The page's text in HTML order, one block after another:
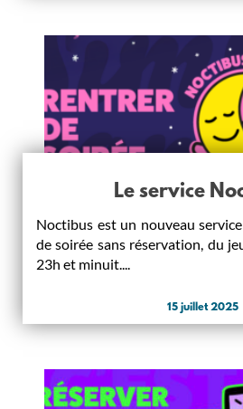
Le service
Noctibus est un nouveau
de soirée sans réservation, du
23h et minuit....
15 juillet 2025